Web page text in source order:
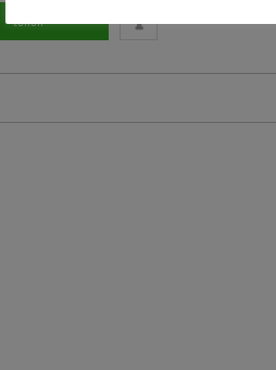
teilen